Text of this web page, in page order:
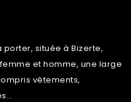
située à Bizerte,
et homme, une large
vêtements,